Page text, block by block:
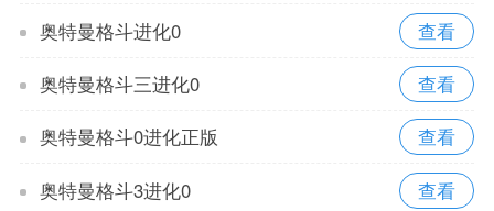
奥特曼格斗进化0
奥特曼格斗三进化0
奥特曼格斗0进化正版
奥特曼格斗3进化0